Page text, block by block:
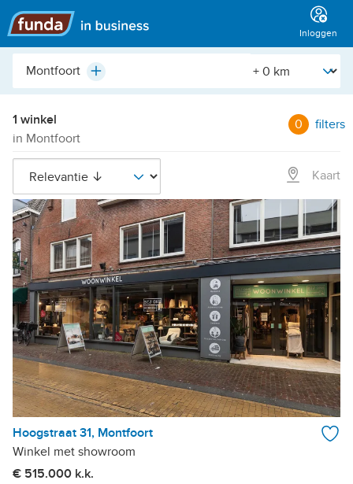
Hoofdmenu
Inloggen
Plaats,
etc.
Plus [Straal]
1 winkel
in Montfoort
0 filters
Kaart
Hoogstraat 31, Montfoort
Winkel met showroom
€ 515.000 k.k.